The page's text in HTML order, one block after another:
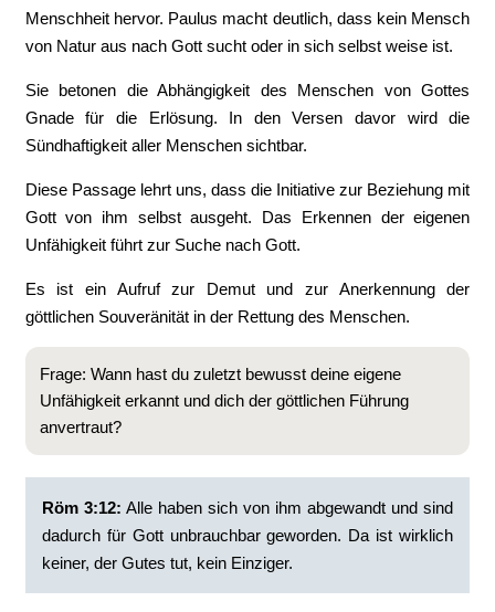
Menschheit hervor. Paulus macht deutlich, dass kein Mensch
von Natur aus nach Gott sucht oder in sich selbst weise ist.
Sie betonen die Abhängigkeit des Menschen von Gottes
Gnade für die Erlösung. In den Versen davor wird die
Sündhaftigkeit aller Menschen sichtbar.
Diese Passage lehrt uns, dass die Initiative zur Beziehung mit
Gott von ihm selbst ausgeht. Das Erkennen der eigenen
Unfähigkeit führt zur Suche nach Gott.
Es ist ein Aufruf zur Demut und zur Anerkennung der
göttlichen Souveränität in der Rettung des Menschen.
Frage: Wann hast du zuletzt bewusst deine eigene
Unfähigkeit erkannt und dich der göttlichen Führung
anvertraut?
Röm 3:12: Alle haben sich von ihm abgewandt und sind
dadurch für Gott unbrauchbar geworden. Da ist wirklich
keiner, der Gutes tut, kein Einziger.